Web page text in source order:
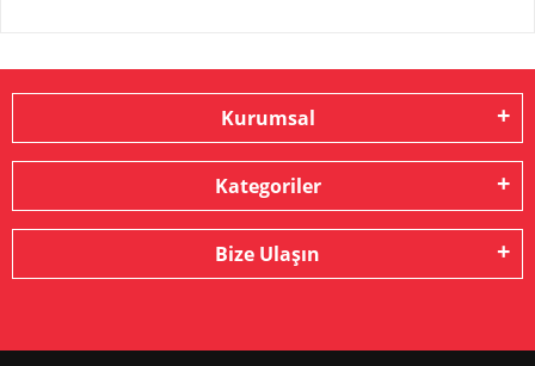
Kurumsal
Kategoriler
Bize Ulaşın